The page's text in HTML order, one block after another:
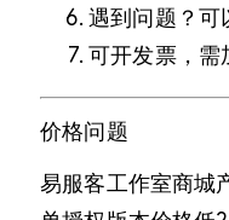
遇到问题？可
可开发票，需
价格问题
易服客工作室商城